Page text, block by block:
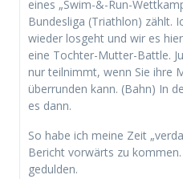
eines „Swim-&-Run-
Bundesliga (Triathlon) zählt.
wieder losgeht und wir es
eine Tochter-Mutter-Battle.
nur teilnimmt, wenn Sie ihre
überrunden kann. (Bahn) In
es dann.
So habe ich meine Zeit
Bericht vorwärts zu
gedulden.